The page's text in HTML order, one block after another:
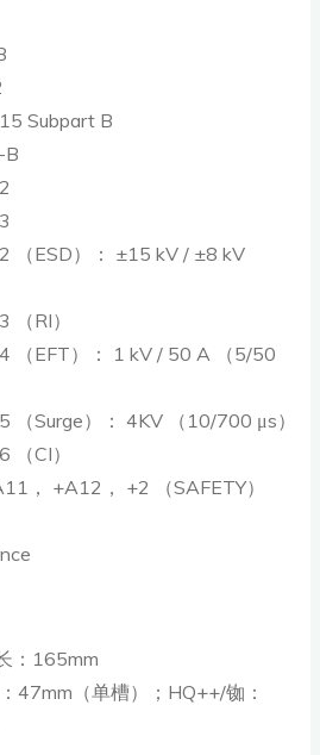
Subpart B
B
（ESD）： ±15 kV / ±8 kV
RI）
（EFT）： 1 kV / 50 A （5/50
Surge）： 4KV （10/700 μs）
CI）
， +A12， +2 （SAFETY）
：165mm
47mm（单槽）；HQ++/铷：